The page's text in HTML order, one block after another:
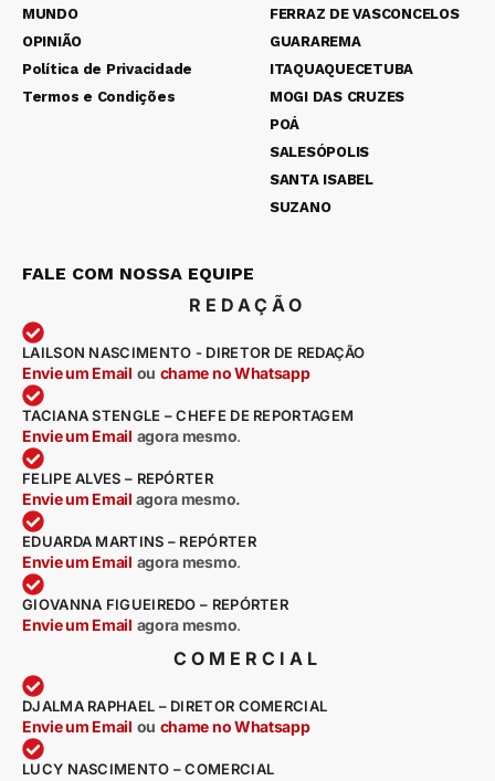
MUNDO
OPINIÃO
Política de Privacidade
Termos e Condições
FERRAZ DE VASCONCELOS
GUARAREMA
ITAQUAQUECETUBA
MOGI DAS CRUZES
POÁ
SALESÓPOLIS
SANTA ISABEL
SUZANO
FALE COM NOSSA EQUIPE
REDAÇÃO
LAILSON NASCIMENTO - DIRETOR DE REDAÇÃO
Envie um Email ou chame no Whatsapp
TACIANA STENGLE – CHEFE DE REPORTAGEM
Envie um Email agora mesmo.
FELIPE ALVES – REPÓRTER
Envie um Email agora mesmo.
EDUARDA MARTINS – REPÓRTER
Envie um Email agora mesmo.
GIOVANNA FIGUEIREDO – REPÓRTER
Envie um Email agora mesmo.
COMERCIAL
DJALMA RAPHAEL – DIRETOR COMERCIAL
Envie um Email ou chame no Whatsapp
LUCY NASCIMENTO – COMERCIAL